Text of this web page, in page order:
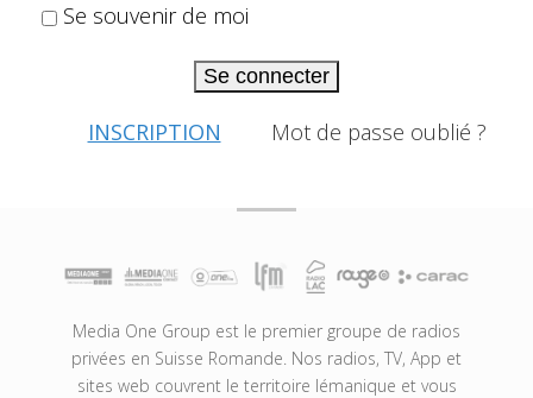
Se souvenir de moi
Se connecter
INSCRIPTION Mot de passe oublié ?
Media One Group est le premier groupe de radios
privées en Suisse Romande. Nos radios, TV, App et
sites web couvrent le territoire lémanique et vous